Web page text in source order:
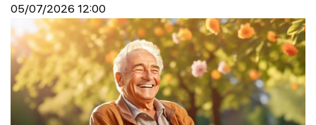
05/07/2026 12:00